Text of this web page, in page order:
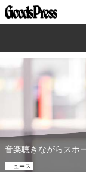
音楽聴きながらスポ
ニュース